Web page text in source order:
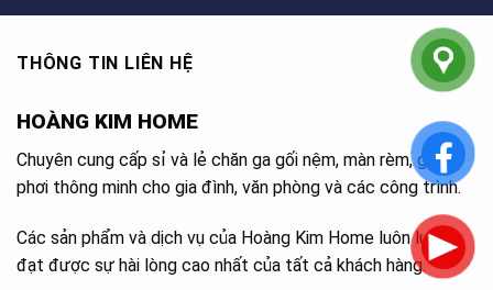
THÔNG TIN LIÊN HỆ
HOÀNG KIM HOME
Chuyên cung cấp sỉ và lẻ chăn ga gối nệm, màn rèm, giàn
phơi thông minh cho gia đình, văn phòng và các công trình.
Các sản phẩm và dịch vụ của Hoàng Kim Home luôn luôn
đạt được sự hài lòng cao nhất của tất cả khách hàng.